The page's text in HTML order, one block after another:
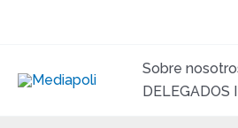
Sobre
DELEGADOS